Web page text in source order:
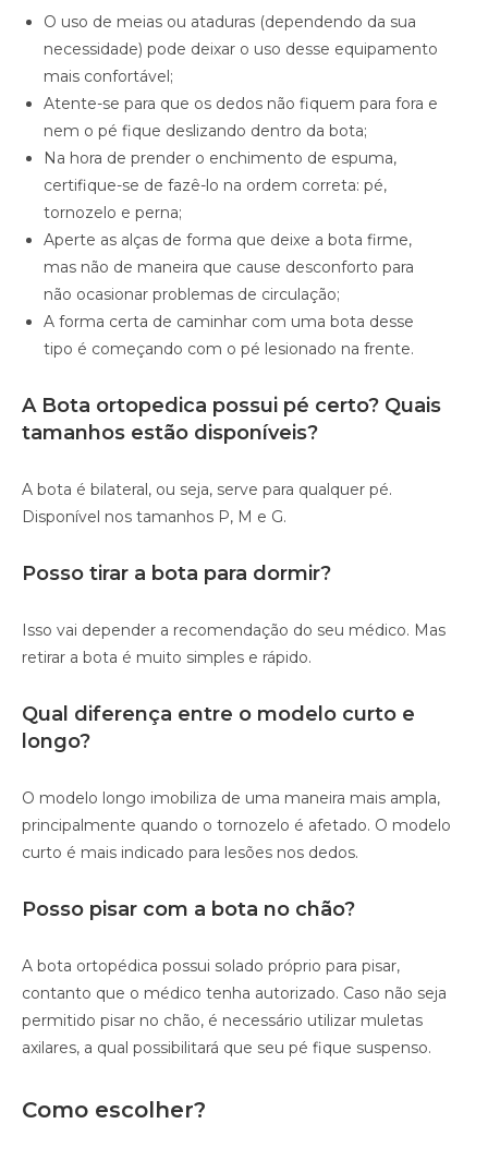
O uso de meias ou ataduras (dependendo da sua
necessidade) pode deixar o uso desse equipamento
mais confortável;
Atente-se para que os dedos não fiquem para fora e
nem o pé fique deslizando dentro da bota;
Na hora de prender o enchimento de espuma,
certifique-se de fazê-lo na ordem correta: pé,
tornozelo e perna;
Aperte as alças de forma que deixe a bota firme,
mas não de maneira que cause desconforto para
não ocasionar problemas de circulação;
A forma certa de caminhar com uma bota desse
tipo é começando com o pé lesionado na frente.
A Bota ortopedica possui pé certo? Quais
tamanhos estão disponíveis?
A bota é bilateral, ou seja, serve para qualquer pé.
Disponível nos tamanhos P, M e G.
Posso tirar a bota para dormir?
Isso vai depender a recomendação do seu médico. Mas
retirar a bota é muito simples e rápido.
Qual diferença entre o modelo curto e
longo?
O modelo longo imobiliza de uma maneira mais ampla,
principalmente quando o tornozelo é afetado. O modelo
curto é mais indicado para lesões nos dedos.
Posso pisar com a bota no chão?
A bota ortopédica possui solado próprio para pisar,
contanto que o médico tenha autorizado. Caso não seja
permitido pisar no chão, é necessário utilizar muletas
axilares, a qual possibilitará que seu pé fique suspenso.
Como escolher?